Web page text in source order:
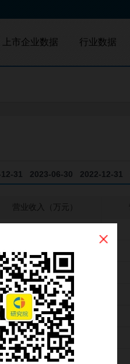
上市企业数据 行业数据
31 2023-06-30 2022-12-31
营业收入（万元）
8246600.00
7132900.00
5943800.00
5542200.00
3612300.00
-11420900.00